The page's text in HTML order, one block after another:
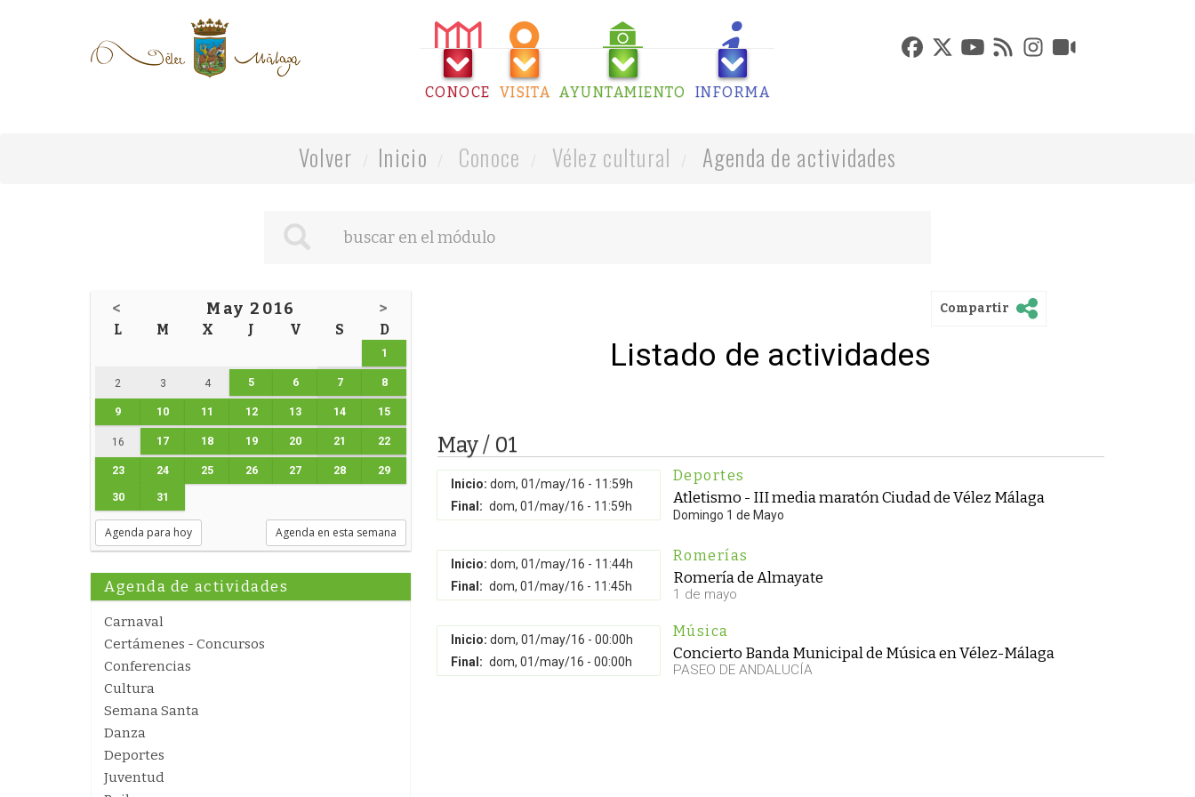
CONOCE VISITA AYUNTAMIENTO INFORMA
Volver Inicio Conoce Vélez cultural Agenda de actividades
< May 2016 >
L M X J V S D
1
2 3 4 5 6 7 8
9 10 11 12 13 14 15
16 17 18 19 20 21 22
23 24 25 26 27 28 29
30 31
Agenda para hoy Agenda en esta semana
Agenda de actividades
Carnaval
Certámenes - Concursos
Conferencias
Cultura
Semana Santa
Danza
Deportes
Juventud
Compartir
Listado de actividades
May / 01
Inicio: dom, 01/may/16 - 11:59h
Final: dom, 01/may/16 - 11:59h
Deportes
Atletismo - III media maratón Ciudad de Vélez Málaga
Domingo 1 de Mayo
Inicio: dom, 01/may/16 - 11:44h
Final: dom, 01/may/16 - 11:45h
Romerías
Romería de Almayate
1 de mayo
Inicio: dom, 01/may/16 - 00:00h
Final: dom, 01/may/16 - 00:00h
Música
Concierto Banda Municipal de Música en Vélez-Málaga
PASEO DE ANDALUCÍA